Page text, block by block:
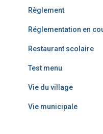
Règlement
Réglementation en
Restaurant scolaire
Test menu
Vie du village
Vie municipale